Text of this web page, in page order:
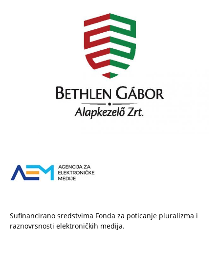
Sufinancirano sredstvima Fonda za poticanje pluralizma i
raznovrsnosti elektroničkih medija.